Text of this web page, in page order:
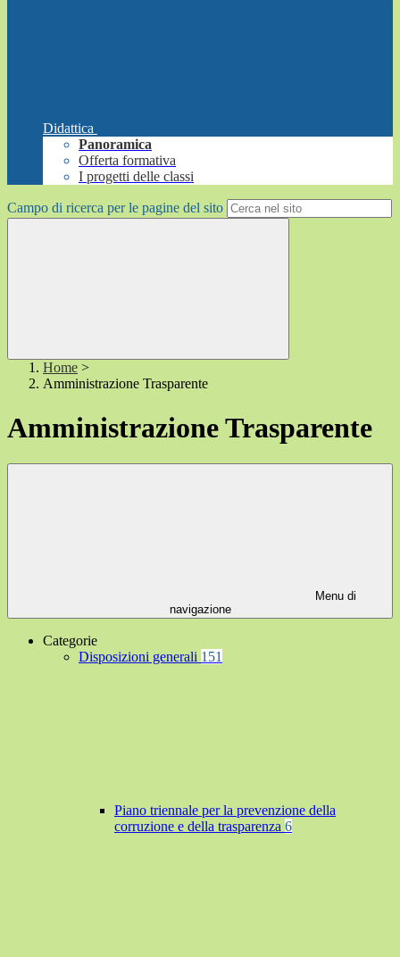
Didattica
Panoramica
Offerta formativa
I progetti delle classi
Campo di ricerca per le pagine del sito
Home >
Amministrazione Trasparente
Amministrazione Trasparente
Menu di
navigazione
Categorie
Disposizioni generali 151
Piano triennale per la prevenzione della
corruzione e della trasparenza 6